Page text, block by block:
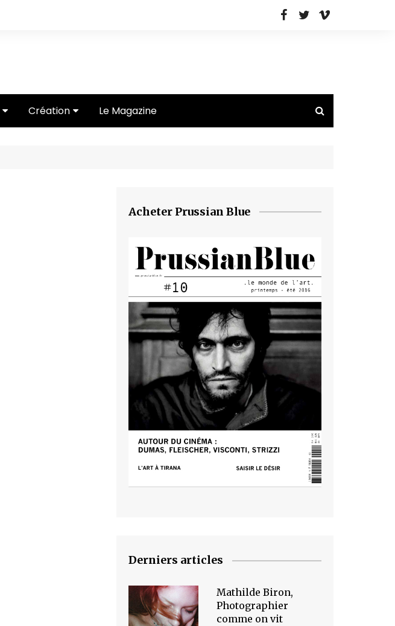
Création Le Magazine
Acheter Prussian Blue
Derniers articles
Mathilde Biron,
Photographier
comme on vit